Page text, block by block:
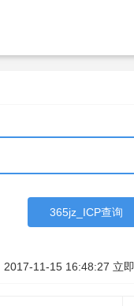
365jz_ICP查询
2017-11-15 16:48:27 立